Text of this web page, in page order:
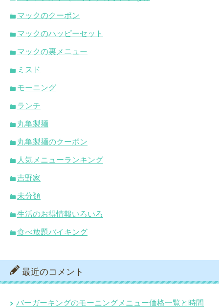
マックのクーポン
マックのハッピーセット
マックの裏メニュー
ミスド
モーニング
ランチ
丸亀製麺
丸亀製麺のクーポン
人気メニューランキング
吉野家
未分類
生活のお得情報いろいろ
食べ放題バイキング
最近のコメント
バーガーキングのモーニングメニュー価格一覧と時間